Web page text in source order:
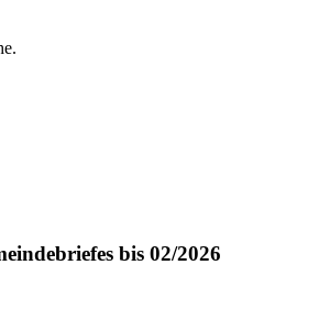
bis 02/2026